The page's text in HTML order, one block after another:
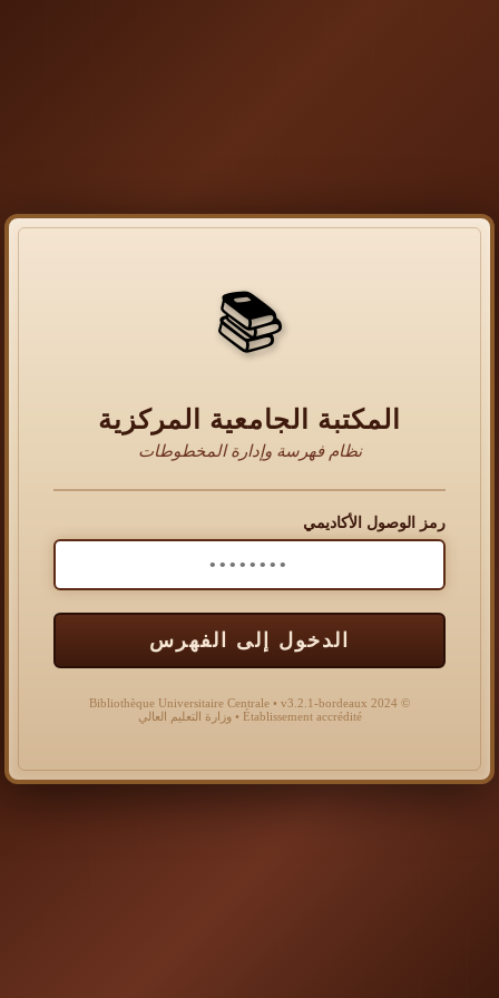
📚
المكتبة الجامعية المركزية
نظام فهرسة وإدارة المخطوطات
رمز الوصول الأكاديمي
الدخول إلى الفهرس
© 2024 Bibliothèque Universitaire Centrale • v3.2.1-bordeaux
Établissement accrédité • وزارة التعليم العالي